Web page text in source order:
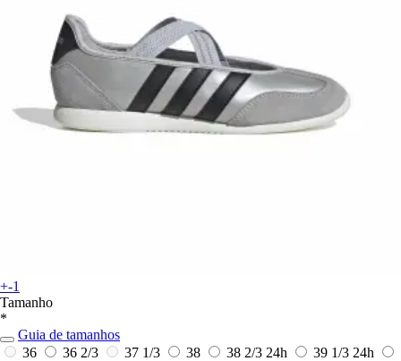
+-1
Tamanho
*
Guia de tamanhos
36
36 2/3 37 1/3 38 38 2/3 24h 39 1/3 24h